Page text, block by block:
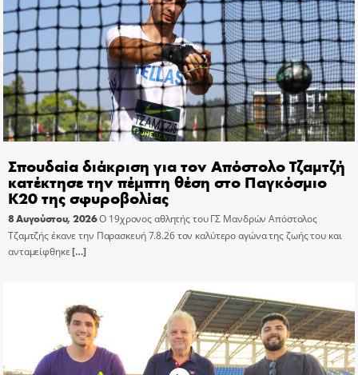
Σπουδαία διάκριση για τον Απόστολο Τζαμτζή
κατέκτησε την πέμπτη θέση στο Παγκόσμιο
Κ20 της σφυροβολίας
8 Αυγούστου, 2026Ο 19χρονος αθλητής του ΓΣ Μανδρών Απόστολος
Τζαμτζής έκανε την Παρασκευή 7.8.26 τον καλύτερο αγώνα της ζωής του και
ανταμείφθηκε[…]